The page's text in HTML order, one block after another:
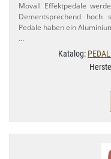
Movall Effektpedale
Dementsprechend hoch
Pedale haben ein
…
Katalog: